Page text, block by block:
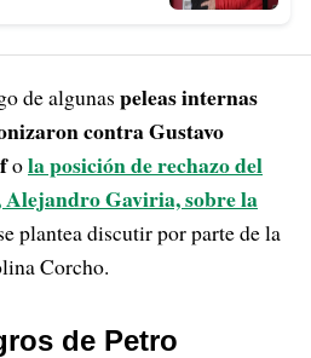
de algunas peleas internas
contra Gustavo
ola posición de rechazo del
Gaviria, sobre la
plantea discutir por parte de la
Corcho.
de Petro